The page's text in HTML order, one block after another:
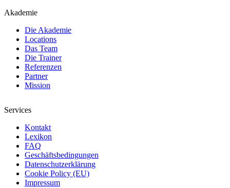
Akademie
Die Akademie
Locations
Das Team
Die Trainer
Referenzen
Partner
Mission
Services
Kontakt
Lexikon
FAQ
Geschäftsbedingungen
Datenschutzerklärung
Cookie Policy (EU)
Impressum